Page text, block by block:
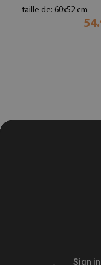
taille de: 60x52 cm